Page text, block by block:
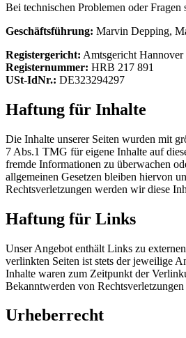
Bei technischen Problemen oder
Geschäftsführung: Marvin Depping,
Registergericht: Amtsgericht Hannover
Registernummer: HRB 217 891
USt-IdNr.: DE323294297
Haftung für Inhalte
Die Inhalte unserer Seiten wurden mit
7 Abs.1 TMG für eigene Inhalte auf
fremde Informationen zu überwachen
allgemeinen Gesetzen bleiben hiervon
Rechtsverletzungen werden wir diese
Haftung für Links
Unser Angebot enthält Links zu
verlinkten Seiten ist stets der jeweilige
Inhalte waren zum Zeitpunkt der
Bekanntwerden von
Urheberrecht